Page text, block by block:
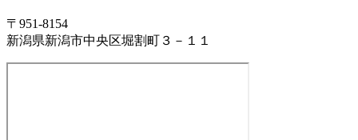
〒951-8154
新潟県新潟市中央区堀割町３－１１